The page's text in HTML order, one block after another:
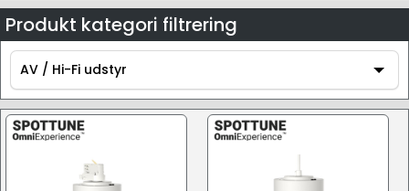
Produkt kategori filtrering
AV / Hi-Fi udstyr
AV / Hi-Fi udstyr